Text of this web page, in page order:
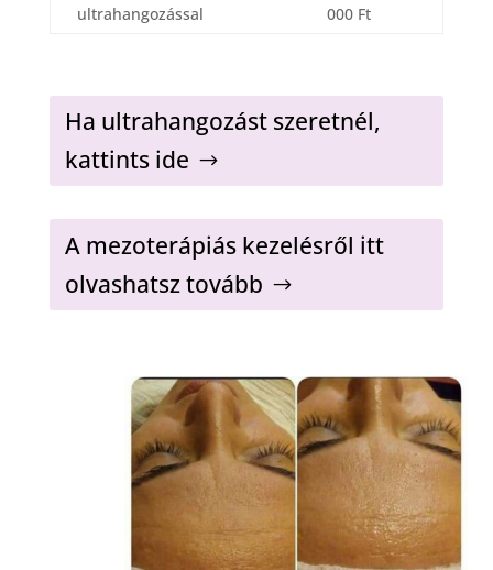
ultrahangozással
000 Ft
Ha ultrahangozást szeretnél,
kattints ide
A mezoterápiás kezelésről itt
olvashatsz tovább